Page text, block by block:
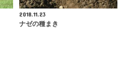
2018.11.23
ナゼの種まき